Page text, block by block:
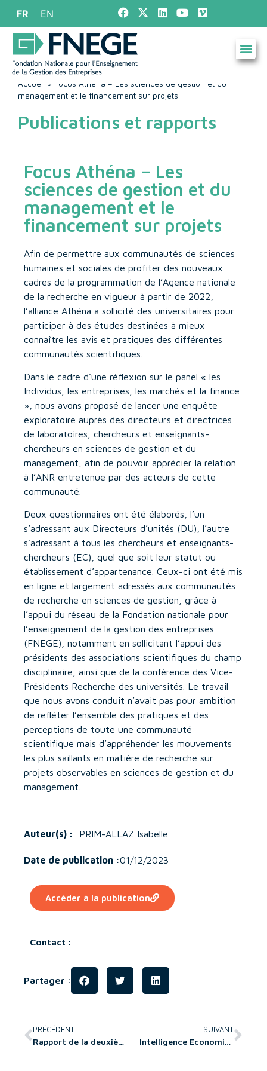
FR EN
Accueil » Focus Athéna – Les sciences de gestion et du
management et le financement sur projets
Publications et rapports
Focus Athéna – Les
sciences de gestion et du
management et le
financement sur projets
Afin de permettre aux communautés de sciences
humaines et sociales de profiter des nouveaux
cadres de la programmation de l’Agence nationale
de la recherche en vigueur à partir de 2022,
l’alliance Athéna a sollicité des universitaires pour
participer à des études destinées à mieux
connaître les avis et pratiques des différentes
communautés scientifiques.
Dans le cadre d’une réflexion sur le panel « les
Individus, les entreprises, les marchés et la finance
», nous avons proposé de lancer une enquête
exploratoire auprès des directeurs et directrices
de laboratoires, chercheurs et enseignants-
chercheurs en sciences de gestion et du
management, afin de pouvoir apprécier la relation
à l’ANR entretenue par des acteurs de cette
communauté.
Deux questionnaires ont été élaborés, l’un
s’adressant aux Directeurs d’unités (DU), l’autre
s’adressant à tous les chercheurs et enseignants-
chercheurs (EC), quel que soit leur statut ou
établissement d’appartenance. Ceux-ci ont été mis
en ligne et largement adressés aux communautés
de recherche en sciences de gestion, grâce à
l’appui du réseau de la Fondation nationale pour
l’enseignement de la gestion des entreprises
(FNEGE), notamment en sollicitant l’appui des
présidents des associations scientifiques du champ
disciplinaire, ainsi que de la conférence des Vice-
Présidents Recherche des universités. Le travail
que nous avons conduit n’avait pas pour ambition
de refléter l’ensemble des pratiques et des
perceptions de toute une communauté
scientifique mais d’appréhender les mouvements
les plus saillants en matière de recherche sur
projets observables en sciences de gestion et du
management.
Auteur(s) : PRIM-ALLAZ Isabelle
Date de publication :01/12/2023
Accéder à la publication
Contact :
Partager :
PRÉCÉDENT
Rapport de la deuxième rencontre annuelle du comité d’experts des Relations Entreprises de la CDEFM
SUIVANT
Intelligence Economique Africaine